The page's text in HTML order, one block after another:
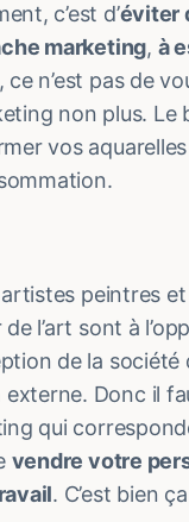
c’est d’éviter
marketing, à
ce n’est pas de
non plus. Le
vos
peintres
l’art sont à
de la société
Donc il
qui
vendre votre
. C’est bien